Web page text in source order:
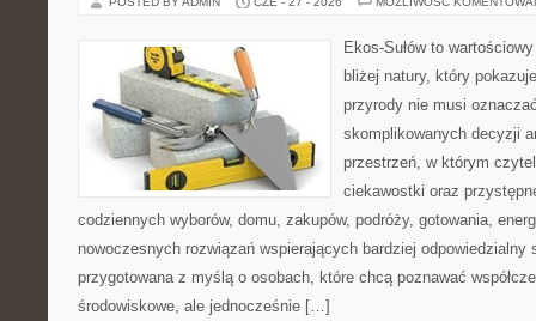
Ekos-Sułów to
bliżej natury, który
przyrody nie musi
skomplikowanych decyzji
przestrzeń, w którym
ciekawostki oraz
codziennych wyborów, domu, zakupów, podróży, gotowania,
nowoczesnych rozwiązań wspierających bardziej odpowiedzialny
przygotowana z myślą o osobach, które chcą poznawać
środowiskowe, ale jednocześnie […]